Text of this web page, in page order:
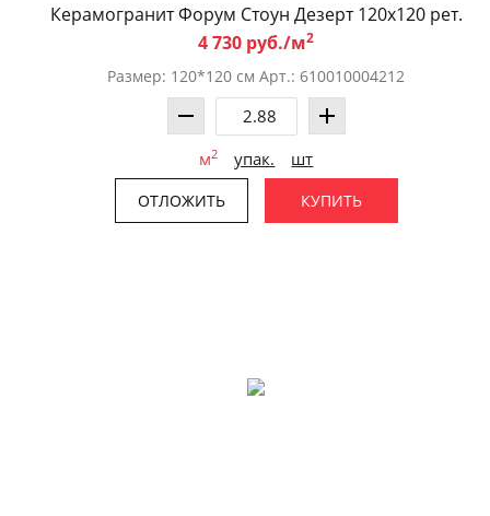
Керамогранит Форум Стоун Дезерт 120x120 рет.
4 730 руб./м2
Размер: 120*120 см Арт.: 610010004212
м2 упак. шт
ОТЛОЖИТЬ КУПИТЬ